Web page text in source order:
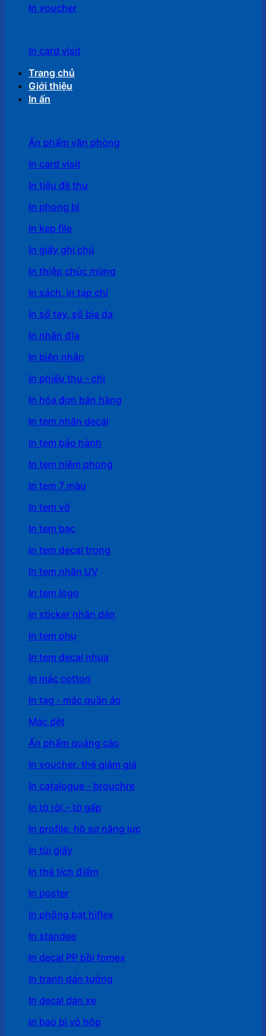
In voucher
In card visit
Trang chủ
Giới thiệu
In ấn
Ấn phẩm văn phòng
In card visit
In tiêu đề thư
In phong bì
In kẹp file
In giấy ghi chú
In thiệp chúc mừng
In sách, in tạp chí
In sổ tay, sổ bìa da
In nhãn đĩa
In biên nhận
In phiếu thu - chi
In hóa đơn bán hàng
In tem nhãn decal
In tem bảo hành
In tem niêm phong
In tem 7 màu
In tem vỡ
In tem bạc
In tem decal trong
In tem nhãn UV
In tem logo
In sticker nhãn dán
In tem phụ
In tem decal nhựa
In mác cotton
In tag - mác quần áo
Mác dệt
Ấn phẩm quảng cáo
In voucher, thẻ giảm giá
In catalogue - brouchre
In tờ rời,- tờ gấp
In profile, hồ sơ năng lực
In túi giấy
In thẻ tích điểm
In poster
In phông bạt hiflex
In standee
In decal PP bồi fomex
In tranh dán tường
In decal dán xe
In bao bì vỏ hộp